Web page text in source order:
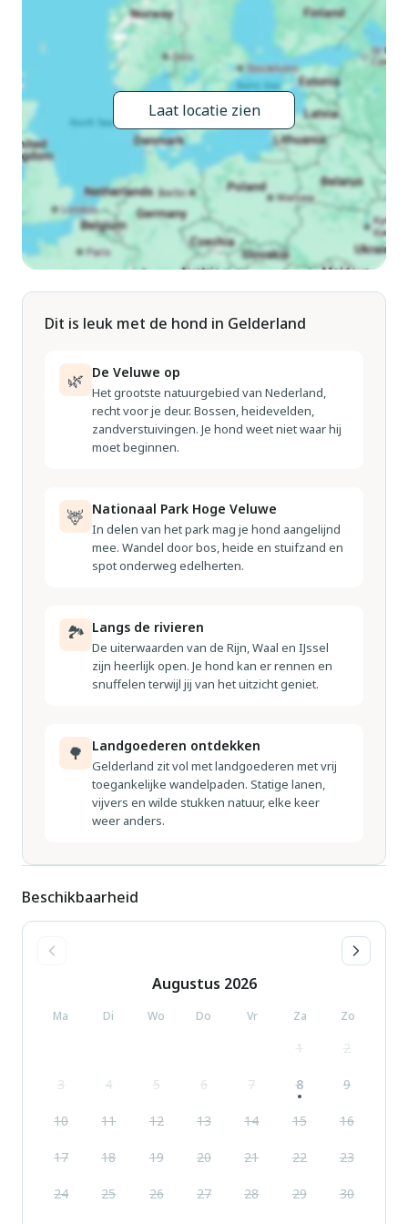
Restaurants in de buurt, zoals Brasserie 14 in Nunspeet,
serveren voortreffelijke Europese gerechten, terwijl Brownies
& DownieS Harderwijk heerlijke lekkernijen serveert in een
gezellige omgeving. Of u nu de natuur wilt verkennen, de
lokale specialiteiten wilt proeven of gewoon wilt ontspannen
op het platteland, dit vakantiehuis garandeert een
onvergetelijke vakantie.
Dit vakantiehuis is een van de winnaars van de Belvilla Award
in 2024-2025.
Laat locatie zien
Dit is leuk met de hond in Gelderland
🌿 De Veluwe op
Het grootste natuurgebied van Nederland,
recht voor je deur. Bossen, heidevelden,
zandverstuivingen. Je hond weet niet waar hij
moet beginnen.
🦌 Nationaal Park Hoge Veluwe
In delen van het park mag je hond aangelijnd
mee. Wandel door bos, heide en stuifzand en
spot onderweg edelherten.
🏞 Langs de rivieren
De uiterwaarden van de Rijn, Waal en IJssel
zijn heerlijk open. Je hond kan er rennen en
snuffelen terwijl jij van het uitzicht geniet.
🌳 Landgoederen ontdekken
Gelderland zit vol met landgoederen met vrij
toegankelijke wandelpaden. Statige lanen,
vijvers en wilde stukken natuur, elke keer
weer anders.
Beschikbaarheid
Augustus 2026
Ma Di Wo Do Vr Za Zo
1 2
3 4 5 6 7 8 9
10 11 12 13 14 15 16
17 18 19 20 21 22 23
24 25 26 27 28 29 30